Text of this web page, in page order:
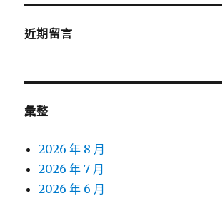
近期留言
彙整
2026 年 8 月
2026 年 7 月
2026 年 6 月